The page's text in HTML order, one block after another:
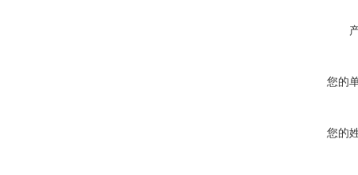
您的
您的